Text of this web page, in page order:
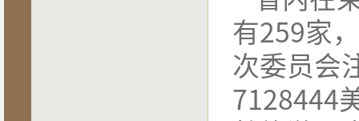
有259家
次委员会
7128444